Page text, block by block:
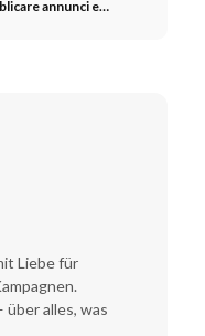
annunci e
Liebe für
alles, was